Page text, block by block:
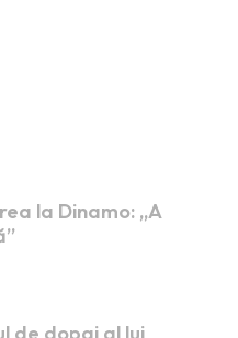
la Dinamo: „A